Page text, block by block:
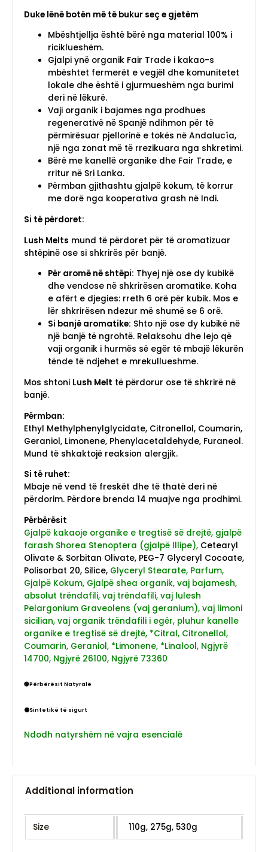
Duke lënë botën më të bukur seç e gjetëm
Mbështjellja është bërë nga material 100% i
riciklueshëm.
Gjalpi ynë organik Fair Trade i kakao-s
mbështet fermerët e vegjël dhe komunitetet
lokale dhe është i gjurmueshëm nga burimi
deri në lëkurë.
Vaji organik i bajames nga prodhues
regenerativë në Spanjë ndihmon për të
përmirësuar pjellorinë e tokës në Andalucía,
një nga zonat më të rrezikuara nga shkretimi.
Bërë me kanellë organike dhe Fair Trade, e
rritur në Sri Lanka.
Përmban gjithashtu gjalpë kokum, të korrur
me dorë nga kooperativa grash në Indi.
Si të përdoret:
Lush Melts mund të përdoret për të aromatizuar
shtëpinë ose si shkrirës për banjë.
Për aromë në shtëpi: Thyej një ose dy kubikë
dhe vendose në shkrirësen aromatike. Koha
e afërt e djegies: rreth 6 orë për kubik. Mos e
lër shkrirësen ndezur më shumë se 6 orë.
Si banjë aromatike: Shto një ose dy kubikë në
një banjë të ngrohtë. Relaksohu dhe lejo që
vaji organik i hurmës së egër të mbajë lëkurën
tënde të ndjehet e mrekullueshme.
Mos shtoni Lush Melt të përdorur ose të shkrirë në
banjë.
Përmban:
Ethyl Methylphenylglycidate, Citronellol, Coumarin,
Geraniol, Limonene, Phenylacetaldehyde, Furaneol.
Mund të shkaktojë reaksion alergjik.
Si të ruhet:
Mbaje në vend të freskët dhe të thatë deri në
përdorim. Përdore brenda 14 muajve nga prodhimi.
Përbërësit
Gjalpë kakaoje organike e tregtisë së drejtë, gjalpë
farash Shorea Stenoptera (gjalpë Illipe), Cetearyl
Olivate & Sorbitan Olivate, PEG-7 Glyceryl Cocoate,
Polisorbat 20, Silice, Glyceryl Stearate, Parfum,
Gjalpë Kokum, Gjalpë shea organik, vaj bajamesh,
absolut trëndafili, vaj trëndafili, vaj lulesh
Pelargonium Graveolens (vaj geranium), vaj limoni
sicilian, vaj organik trëndafili i egër, pluhur kanelle
organike e tregtisë së drejtë, *Citral, Citronellol,
Coumarin, Geraniol, *Limonene, *Linalool, Ngjyrë
14700, Ngjyrë 26100, Ngjyrë 73360
🟢Përbërësit Natyralë
⚫Sintetikë të sigurt
Ndodh natyrshëm në vajra esencialë
Additional information
Size 110g, 275g, 530g